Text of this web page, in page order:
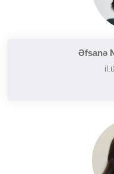
Əfsanə